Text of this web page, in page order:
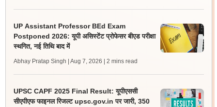
UP Assistant Professor BEd Exam
Postponed 2026: यूपी असिस्टेंट प्रोफेसर बीएड परीक्षा
स्थगित, नई तिथि बाद में
Abhay Pratap Singh | Aug 7, 2026 | 2 mins read
UPSC CAPF 2025 Final Result: यूपीएससी
सीएपीएफ फाइनल रिजल्ट upsc.gov.in पर जारी, 350